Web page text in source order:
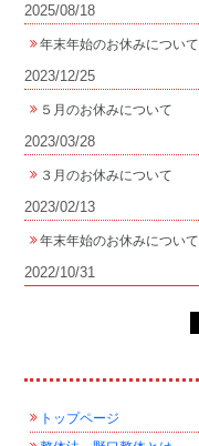
2025/08/18
年末年始のお休みについて
2023/12/25
５月のお休みについて
2023/03/28
３月のお休みについて
2023/02/13
年末年始のお休みについて
2022/10/31
トップページ